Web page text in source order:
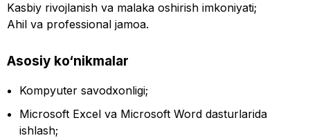
Kasbiy rivojlanish va malaka oshirish imkoniyati;
Ahil va professional jamoa.
Asosiy ko‘nikmalar
Kompyuter savodxonligi;
Microsoft Excel va Microsoft Word dasturlarida
ishlash;